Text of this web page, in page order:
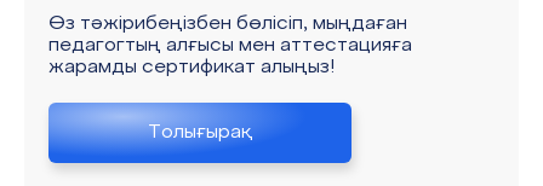
Өз тәжірибеңізбен бөлісіп, мыңдаған
педагогтың алғысы мен аттестацияға
жарамды сертификат алыңыз!
Толығырақ